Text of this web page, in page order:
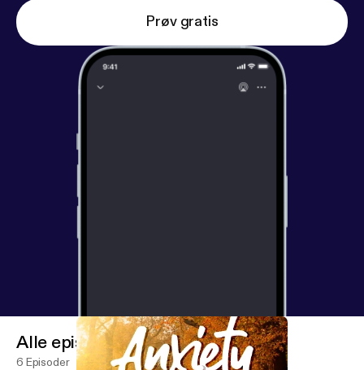
Prøv gratis
Alle episoder
6 Episoder